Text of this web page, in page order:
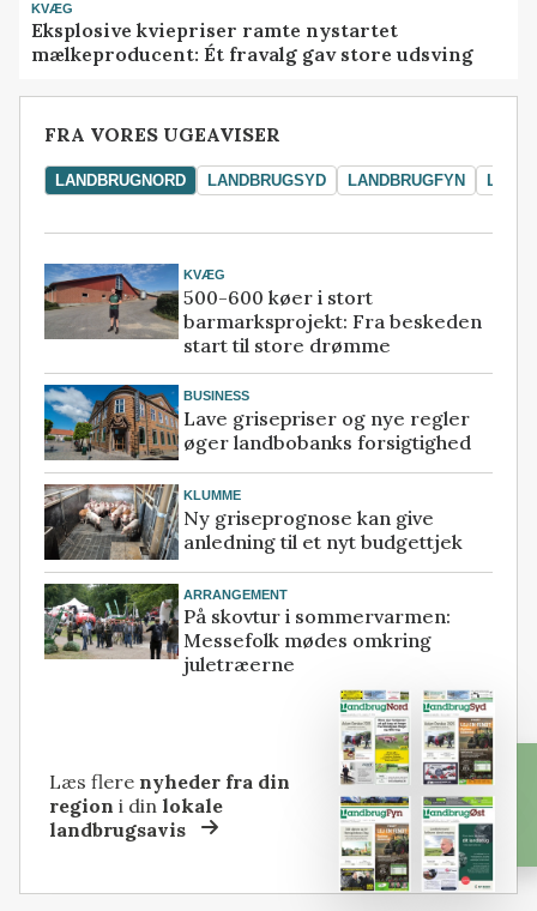
KVÆG
Eksplosive kviepriser ramte nystartet
mælkeproducent: Ét fravalg gav store udsving
FRA VORES UGEAVISER
LANDBRUGNORD LANDBRUGSYD LANDBRUGFYN
KVÆG
500-600 køer i stort
barmarksprojekt: Fra beskeden
start til store drømme
BUSINESS
Lave grisepriser og nye regler
øger landbobanks forsigtighed
KLUMME
Ny griseprognose kan give
anledning til et nyt budgettjek
ARRANGEMENT
På skovtur i sommervarmen:
Messefolk mødes omkring
juletræerne
Læs flere nyheder fra din
region i dinlokale
landbrugsavis